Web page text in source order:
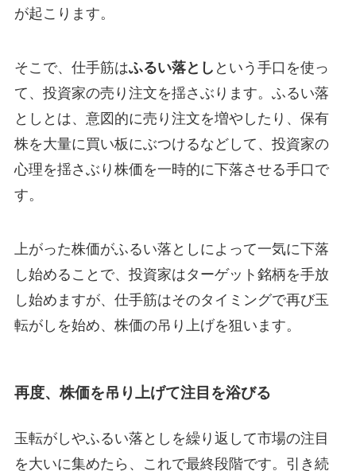
が起こります。
そこで、仕手筋はふるい落とし という手口を使っ
て、投資家の売り注文を揺さぶります。ふるい落
としとは、意図的に売り注文を増やしたり、保有
株を大量に買い板にぶつけるなどして、投資家の
心理を揺さぶり株価を一時的に下落させる手口で
す。
上がった株価がふるい落としによって一気に下落
し始めることで、投資家はターゲット銘柄を手放
し始めますが、仕手筋はそのタイミングで再び玉
転がしを始め、株価の吊り上げを狙います。
再度、株価を吊り上げて注目を浴びる
玉転がしやふるい落としを繰り返して市場の注目
を大いに集めたら、これで最終段階です。引き続